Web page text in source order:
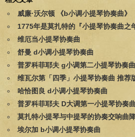
威廉·沃尔顿 《b小调小提琴协奏曲》
1775年是莫扎特的『小提琴协奏曲之
维厄当小提琴协奏曲
舒曼 d小调小提琴协奏曲
普罗科菲耶夫 g小调第二小提琴协奏曲
维瓦尔第「四季」小提琴协奏曲 推荐
哈恰图良 d小调小提琴协奏曲
普罗科菲耶夫 D大调第一小提琴协奏
莫扎特小提琴与中提琴的协奏交响曲
埃尔加 b小调小提琴协奏曲